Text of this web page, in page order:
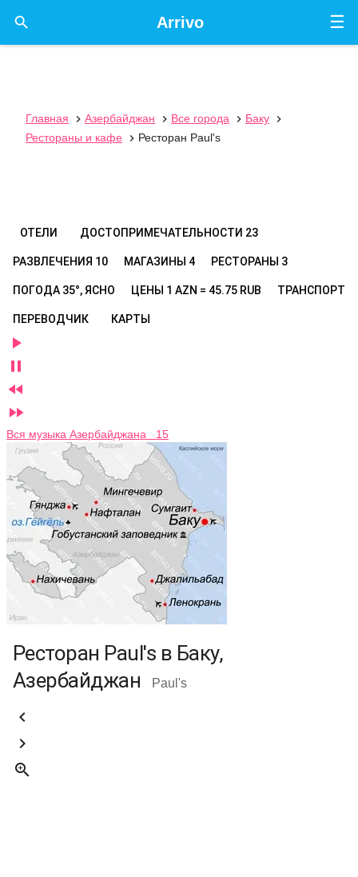
☰
Arrivo

Главная  Азербайджан  Все города  Баку

Рестораны и кафе
 Ресторан Paul's
ОТЕЛИ ДОСТОПРИМЕЧАТЕЛЬНОСТИ 23
РАЗВЛЕЧЕНИЯ 10 МАГАЗИНЫ 4 РЕСТОРАНЫ 3
ПОГОДА 35°, ЯСНО ЦЕНЫ 1 AZN = 45.75 RUB ТРАНСПОРТ
ПЕРЕВОДЧИК КАРТЫ




Вся музыка Азербайджана 15
Ресторан Paul's в Баку,
Азербайджан
Paul's


